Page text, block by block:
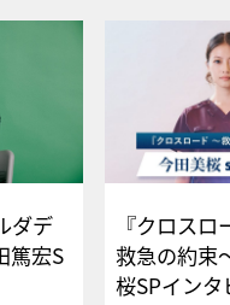
ダデ
篤宏S
ー
『クロス
救急の約束
桜SPイ